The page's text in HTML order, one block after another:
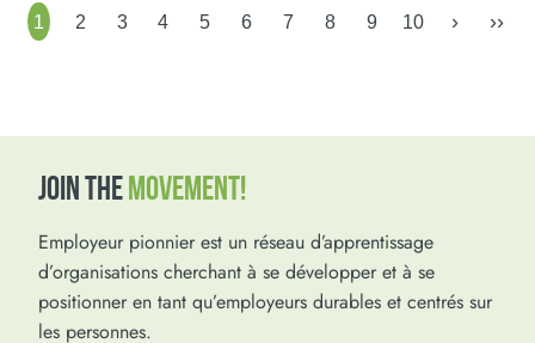
1 2 3 4 5 6 7 8 9 10 › ››
JOIN THEMOVEMENT!
Employeur pionnier est un réseau d’apprentissage
d’organisations cherchant à se développer et à se
positionner en tant qu’employeurs durables et centrés sur
les personnes.